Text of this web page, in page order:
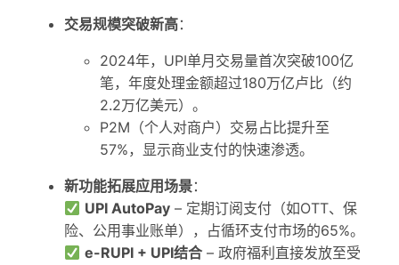
交易规模突破新高：
2024年，UPI单月交易量首次突破100亿
笔，年度处理金额超过180万亿卢比（约
2.2万亿美元）。
P2M（个人对商户）交易占比提升至
57%，显示商业支付的快速渗透。
新功能拓展应用场景：
UPI AutoPay – 定期订阅支付（如OTT、保
险、公用事业账单），占循环支付市场的65%。
e-RUPI + UPI结合 – 政府福利直接发放至受